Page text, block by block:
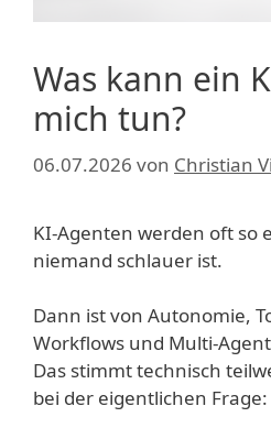
Was kann ein
mich tun?
06.07.2026 von Christian
KI-Agenten werden oft so
niemand schlauer ist.
Dann ist von Autonomie,
Workflows und Multi-
Das stimmt technisch
bei der eigentlichen Frage: